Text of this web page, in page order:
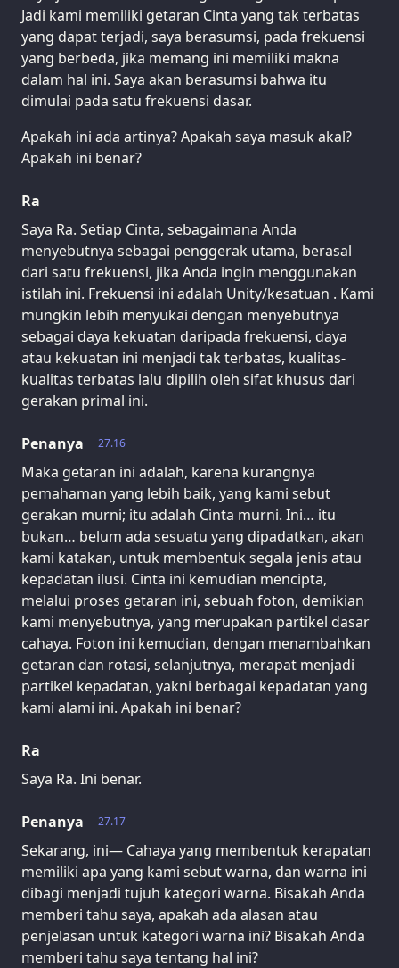
Jadi kami memiliki getaran Cinta yang tak terbatas
yang dapat terjadi, saya berasumsi, pada frekuensi
yang berbeda, jika memang ini memiliki makna
dalam hal ini. Saya akan berasumsi bahwa itu
dimulai pada satu frekuensi dasar.
Apakah ini ada artinya? Apakah saya masuk akal?
Apakah ini benar?
Ra
Saya Ra. Setiap Cinta, sebagaimana Anda
menyebutnya sebagai penggerak utama, berasal
dari satu frekuensi, jika Anda ingin menggunakan
istilah ini. Frekuensi ini adalah Unity/kesatuan . Kami
mungkin lebih menyukai dengan menyebutnya
sebagai daya kekuatan daripada frekuensi, daya
atau kekuatan ini menjadi tak terbatas, kualitas-
kualitas terbatas lalu dipilih oleh sifat khusus dari
gerakan primal ini.
27.16
Penanya
Maka getaran ini adalah, karena kurangnya
pemahaman yang lebih baik, yang kami sebut
gerakan murni; itu adalah Cinta murni. Ini… itu
bukan… belum ada sesuatu yang dipadatkan, akan
kami katakan, untuk membentuk segala jenis atau
kepadatan ilusi. Cinta ini kemudian mencipta,
melalui proses getaran ini, sebuah foton, demikian
kami menyebutnya, yang merupakan partikel dasar
cahaya. Foton ini kemudian, dengan menambahkan
getaran dan rotasi, selanjutnya, merapat menjadi
partikel kepadatan, yakni berbagai kepadatan yang
kami alami ini. Apakah ini benar?
Ra
Saya Ra. Ini benar.
27.17
Penanya
Sekarang, ini— Cahaya yang membentuk kerapatan
memiliki apa yang kami sebut warna, dan warna ini
dibagi menjadi tujuh kategori warna. Bisakah Anda
memberi tahu saya, apakah ada alasan atau
penjelasan untuk kategori warna ini? Bisakah Anda
memberi tahu saya tentang hal ini?